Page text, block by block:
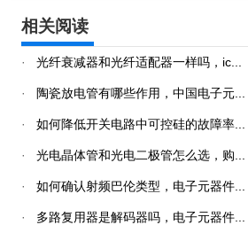
相关阅读
· 光纤衰减器和光纤适配器一样吗，ic...
· 陶瓷放电管有哪些作用，中国电子元...
· 如何降低开关电路中可控硅的故障率...
· 光电晶体管和光电二极管怎么选，购...
· 如何确认射频巴伦类型，电子元器件...
· 多路复用器是解码器吗，电子元器件...